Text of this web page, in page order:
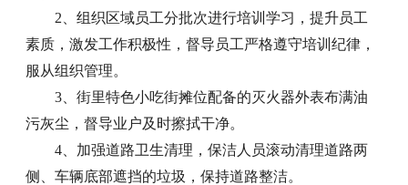
2、组织区域员工分批次进行培训学习，提升员工
素质，激发工作积极性，督导员工严格遵守培训纪律，
服从组织管理。
3、街里特色小吃街摊位配备的灭火器外表布满油
污灰尘，督导业户及时擦拭干净。
4、加强道路卫生清理，保洁人员滚动清理道路两
侧、车辆底部遮挡的垃圾，保持道路整洁。